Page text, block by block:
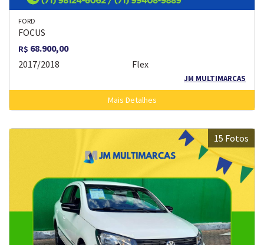
FORD
FOCUS
R$ 68.900,00
2017/2018
Flex
JM MULTIMARCAS
Mais Detalhes
15 Fotos